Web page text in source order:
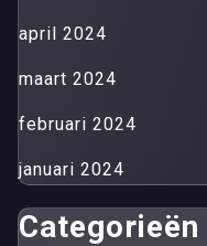
april 2024
maart 2024
februari 2024
januari 2024
Categorieën